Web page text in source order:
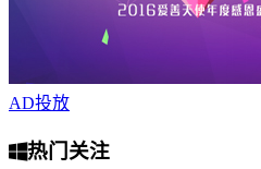
AD投放
热门关注